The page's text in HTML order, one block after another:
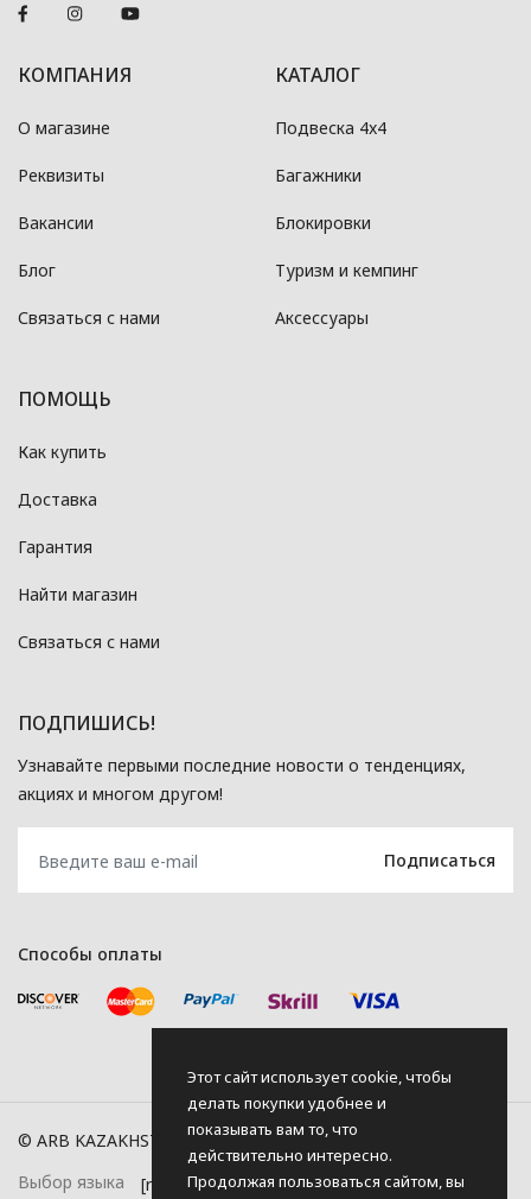
КОМПАНИЯ
О магазине
Реквизиты
Вакансии
Блог
Связаться с нами
КАТАЛОГ
Подвеска 4x4
Багажники
Блокировки
Туризм и кемпинг
Аксессуары
ПОМОЩЬ
Как купить
Доставка
Гарантия
Найти магазин
Связаться с нами
ПОДПИШИСЬ!
Узнавайте первыми последние новости о тенденциях,
акциях и многом другом!
Способы оплаты
© ARB KAZAKHSTAN, 2026
Выбор языка
Этот сайт использует cookie, чтобы
делать покупки удобнее и
показывать вам то, что
действительно интересно.
Продолжая пользоваться сайтом, вы